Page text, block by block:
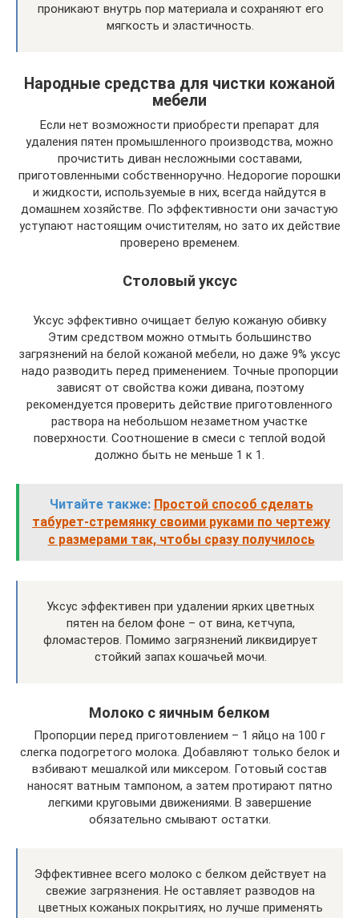
проникают внутрь пор материала и сохраняют его
мягкость и эластичность.
Народные средства для чистки кожаной
мебели
Если нет возможности приобрести препарат для
удаления пятен промышленного производства, можно
прочистить диван несложными составами,
приготовленными собственноручно. Недорогие порошки
и жидкости, используемые в них, всегда найдутся в
домашнем хозяйстве. По эффективности они зачастую
уступают настоящим очистителям, но зато их действие
проверено временем.
Столовый уксус
Уксус эффективно очищает белую кожаную обивку
Этим средством можно отмыть большинство
загрязнений на белой кожаной мебели, но даже 9% уксус
надо разводить перед применением. Точные пропорции
зависят от свойства кожи дивана, поэтому
рекомендуется проверить действие приготовленного
раствора на небольшом незаметном участке
поверхности. Соотношение в смеси с теплой водой
должно быть не меньше 1 к 1.
Читайте также: Простой способ сделать
табурет-стремянку своими руками по чертежу
с размерами так, чтобы сразу получилось
Уксус эффективен при удалении ярких цветных
пятен на белом фоне – от вина, кетчупа,
фломастеров. Помимо загрязнений ликвидирует
стойкий запах кошачьей мочи.
Молоко с яичным белком
Пропорции перед приготовлением – 1 яйцо на 100 г
слегка подогретого молока. Добавляют только белок и
взбивают мешалкой или миксером. Готовый состав
наносят ватным тампоном, а затем протирают пятно
легкими круговыми движениями. В завершение
обязательно смывают остатки.
Эффективнее всего молоко с белком действует на
свежие загрязнения. Не оставляет разводов на
цветных кожаных покрытиях, но лучше применять